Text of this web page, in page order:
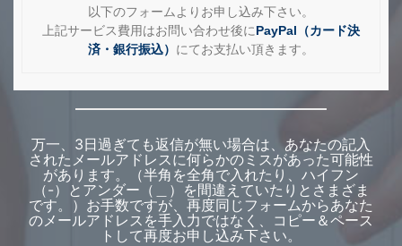
以下のフォームよりお申し込み下さい。
上記サービス費用はお問い合わせ後にPayPal（カード決
済・銀行振込） にてお支払い頂きます。
万一、3日過ぎても返信が無い場合は、あなたの記入
されたメールアドレスに何らかのミスがあった可能性
があります。（半角を全角で入れたり、ハイフン
（-）とアンダー（＿）を間違えていたりとさまざま
です。）お手数ですが、再度同じフォームからあなた
のメールアドレスを手入力ではなく、コピー＆ペース
トして再度お申し込み下さい。